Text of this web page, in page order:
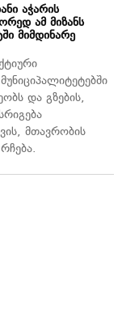
აჭარის
ამ მიზანს
მიმდინარე
და გზების,
მთავრობის